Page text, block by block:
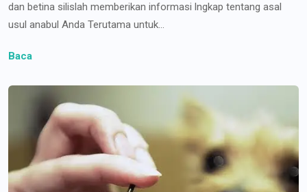
dan betina silislah memberikan informasi lngkap tentang asal
usul anabul Anda Terutama untuk...
Baca